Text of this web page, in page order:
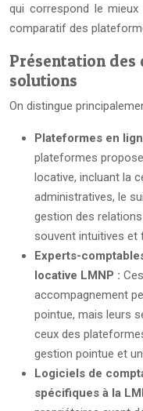
qui correspond le
comparatif des
Présentation
solutions
On distingue
Plateformes en
plateformes
locative, incluant la
administratives, le
gestion des
souvent intuitives et
Experts-
locative LMNP :
accompagnement
pointue, mais leurs
ceux des
gestion pointue et
Logiciels de
spécifiques à la